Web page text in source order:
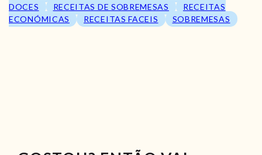
DOCES
RECEITAS DE SOBREMESAS
RECEITAS
ECONÓMICAS
RECEITAS FACEIS SOBREMESAS